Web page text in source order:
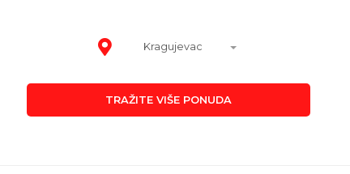
Kragujevac
TRAŽITE VIŠE PONUDA